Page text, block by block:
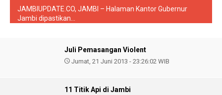
JAMBIUPDATE.CO, JAMBI – Halaman Kantor Gubernur
Jambi dipastikan...
Juli Pemasangan Violent
Jumat, 21 Juni 2013 - 23:26:02 WIB
11 Titik Api di Jambi